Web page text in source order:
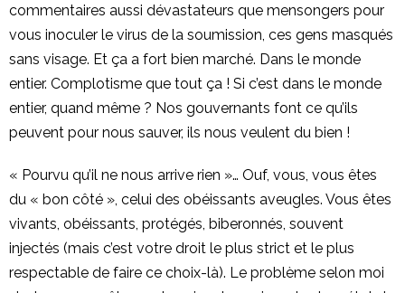
commentaires aussi dévastateurs que mensongers pour
vous inoculer le virus de la soumission, ces gens masqués
sans visage. Et ça a fort bien marché. Dans le monde
entier. Complotisme que tout ça ! Si c’est dans le monde
entier, quand même ? Nos gouvernants font ce qu’ils
peuvent pour nous sauver, ils nous veulent du bien !
« Pourvu qu’il ne nous arrive rien »… Ouf, vous, vous êtes
du « bon côté », celui des obéissants aveugles. Vous êtes
vivants, obéissants, protégés, biberonnés, souvent
injectés (mais c’est votre droit le plus strict et le plus
respectable de faire ce choix-là). Le problème selon moi